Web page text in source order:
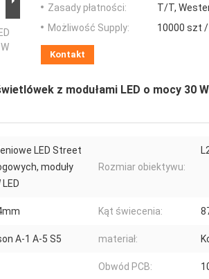
Zasady płatności:
T/T,
Możliwość Supply:
10000 szt
Kontakt
z modułami LED o mocy 30 W
LED Street
moduły
Rozmiar obiektywu:
Kąt świecenia:
A-1 A-5 S5 materiał:
Obwód PCB: